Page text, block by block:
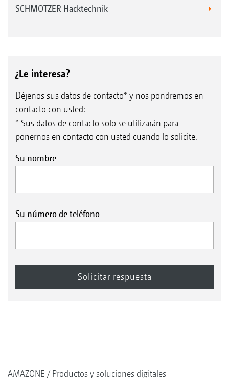
SCHMOTZER Hacktechnik
¿Le interesa?
Déjenos sus datos de contacto* y nos pondremos en
contacto con usted:
* Sus datos de contacto solo se utilizarán para
ponernos en contacto con usted cuando lo solicite.
Su nombre
Su número de teléfono
AMAZONE
Productos y soluciones digitales